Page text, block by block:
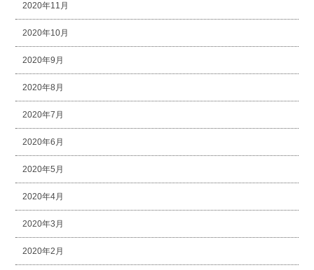
2020年11月
2020年10月
2020年9月
2020年8月
2020年7月
2020年6月
2020年5月
2020年4月
2020年3月
2020年2月